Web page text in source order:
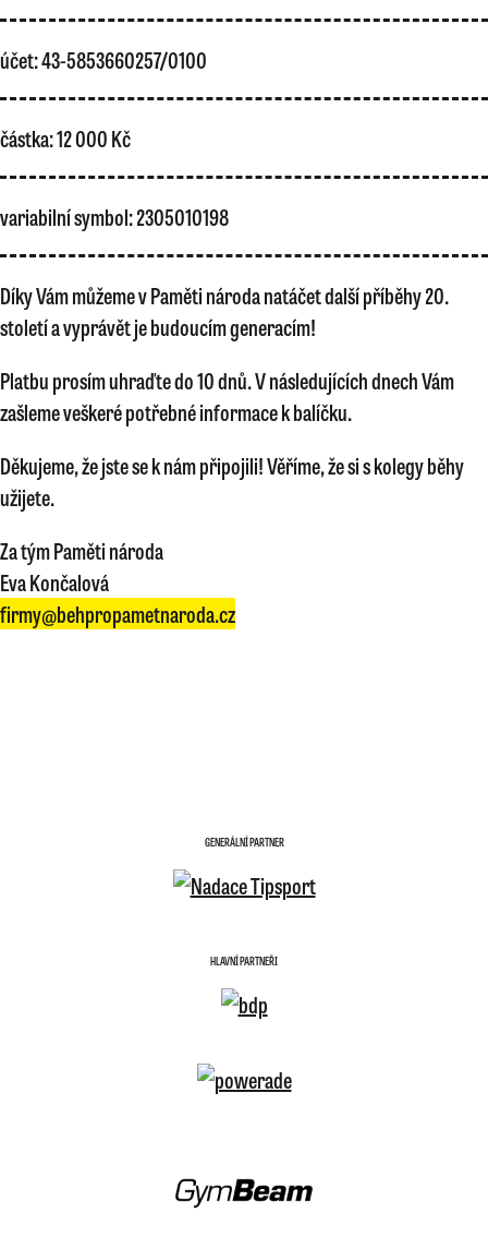
účet: 43-5853660257/0100
částka: 12 000 Kč
variabilní symbol: 2305010198
Díky Vám můžeme v Paměti národa natáčet další příběhy 20.
století a vyprávět je budoucím generacím!
Platbu prosím uhraďte do 10 dnů. V následujících dnech Vám
zašleme veškeré potřebné informace k balíčku.
Děkujeme, že jste se k nám připojili! Věříme, že si s kolegy běhy
užijete.
Za tým Paměti národa
Eva Končalová
firmy@behpropametnaroda.cz
GENERÁLNÍ PARTNER
HLAVNÍ PARTNEŘI